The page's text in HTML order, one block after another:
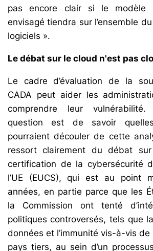
pas encore clair si le modèle
envisagé tiendra sur l’ensemble
logiciels ».
Le débat sur le cloud n'est pas
Le cadre d’évaluation de la
CADA peut aider les
comprendre leur
question est de savoir quelles
pourraient découler de cette
ressort clairement du débat
certification de la cybersécurité
l’UE (EUCS), qui est au point
années, en partie parce que les
la Commission ont tenté
politiques controversés, tels que
données et l’immunité vis-à-vis
pays tiers, au sein d’un